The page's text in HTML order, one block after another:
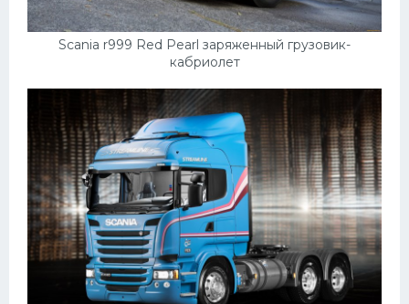
Scania r999 Red Pearl заряженный грузовик-
кабриолет